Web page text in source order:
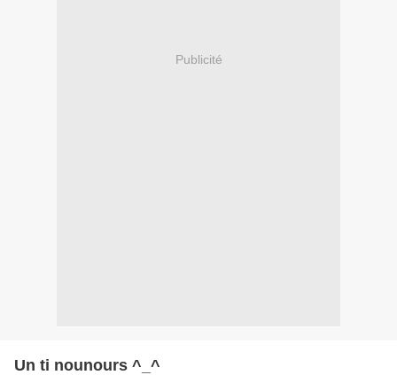
Publicité
Un ti nounours ^_^